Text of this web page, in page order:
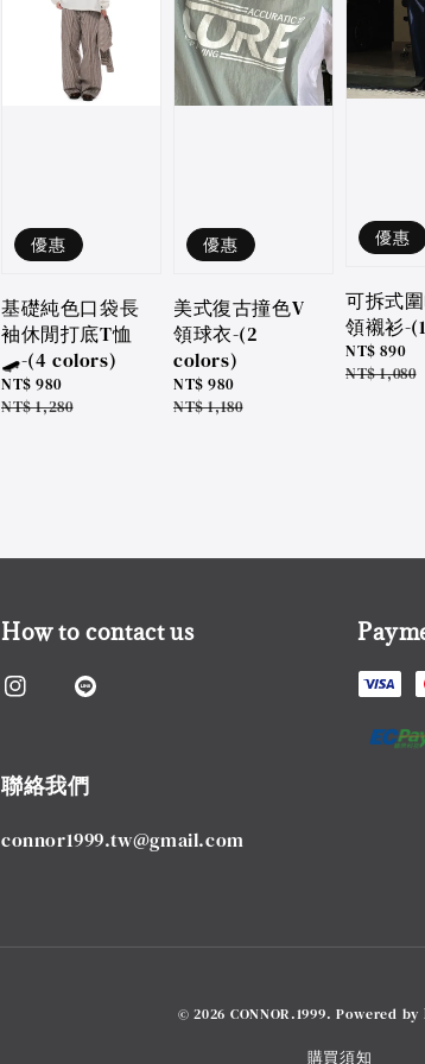
優惠
基礎純色口袋長
袖休閒打底T恤
🛹-(4 colors)
Sale
price
NT$ 980
Regular
NT$ 1,280
優惠
美式復古撞色V
領球衣-(2
colors)
Sale
price
NT$ 980
Regular
NT$ 1,180
優惠
可拆式
領襯衫-
Sale
price
NT$ 890
Regular
NT$ 1,080
How to contact us
聯絡我們
connor1999.tw@gmail.com
© 2026 CONNOR.1999. Powered by
購買須知